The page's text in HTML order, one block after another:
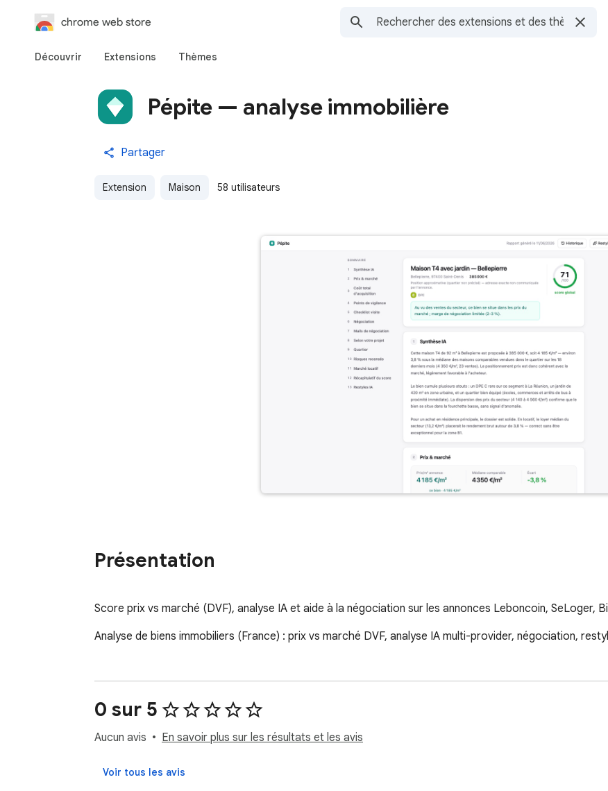
chrome web store
Découvrir Extensions Thèmes
Pépite — analyse immobilière
Partager
Extension Maison 58 utilisateurs
Présentation
Score prix vs marché (DVF), analyse IA et aide à la négociation sur les annonces Leboncoin, SeLoger,
Analyse de biens immobiliers (France) : prix vs marché DVF, analyse IA multi-provider, négociation,
0 sur 5
Aucun avis En savoir plus sur les résultats et les avis
Voir tous les avis